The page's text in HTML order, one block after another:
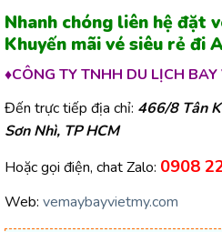
Nhanh chóng liên hệ đặt
Khuyến mãi vé siêu rẻ đi
♦CÔNG TY TNHH DU LỊCH BAY
Đến trực tiếp địa chỉ: 466/8 Tân
Sơn Nhì, TP HCM
Hoặc gọi điện, chat Zalo: 0908
Web: vemaybayvietmy.com